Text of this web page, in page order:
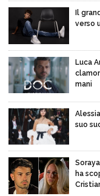
Il
verso
Luca
mani
suo
ha